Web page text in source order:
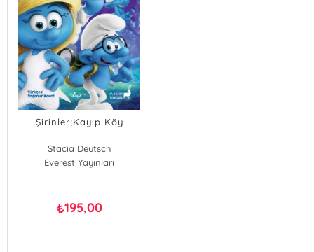
Şirinler;Kayıp Köy
Stacia Deutsch
Everest Yayınları
₺195,00